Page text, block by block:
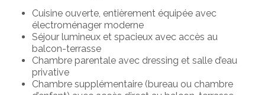
Cuisine ouverte, entièrement équipée avec
électroménager moderne
Séjour lumineux et spacieux avec accès au
balcon-terrasse
Chambre parentale avec dressing et salle d’eau
privative
Chambre supplémentaire (bureau ou chambre